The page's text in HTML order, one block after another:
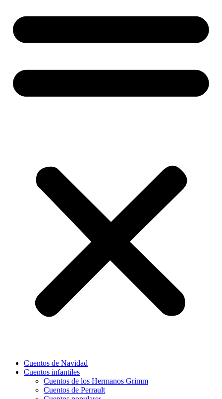
Cuentos de Navidad
Cuentos infantiles
Cuentos de los Hermanos Grimm
Cuentos de Perrault